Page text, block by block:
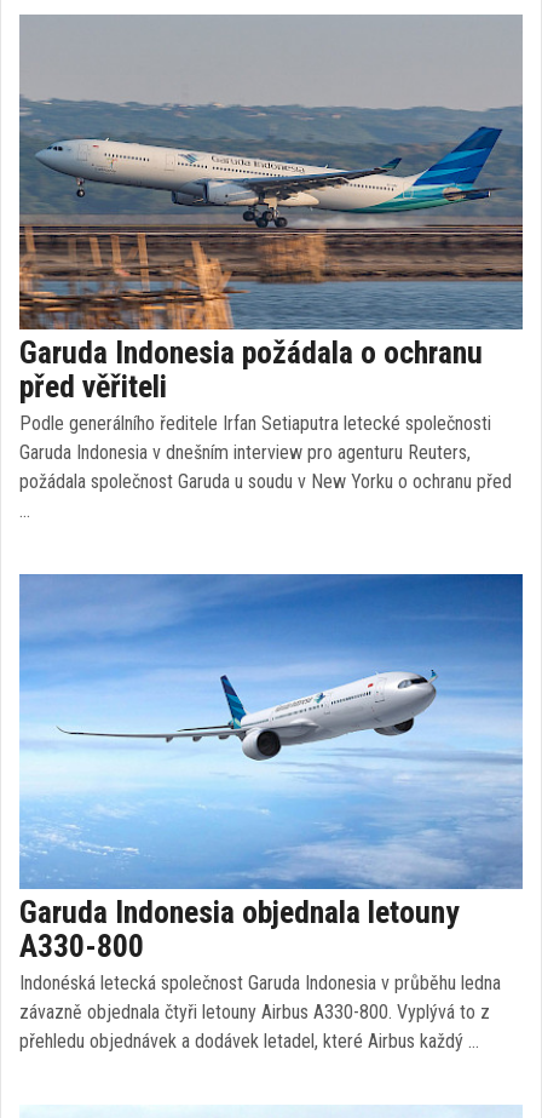
Garuda Indonesia požádala o ochranu
před věřiteli
Podle generálního ředitele Irfan Setiaputra letecké společnosti
Garuda Indonesia v dnešním interview pro agenturu Reuters,
požádala společnost Garuda u soudu v New Yorku o ochranu před
…
Garuda Indonesia objednala letouny
A330-800
Indonéská letecká společnost Garuda Indonesia v průběhu ledna
závazně objednala čtyři letouny Airbus A330-800. Vyplývá to z
přehledu objednávek a dodávek letadel, které Airbus každý …